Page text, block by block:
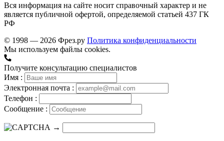
Вся информация на сайте носит справочный характер и не
является публичной офертой, определяемой статьей 437 ГК
РФ
© 1998 — 2026 Фрез.ру Политика конфиденциальности
Мы используем файлы cookies.
Получите консультацию специалистов
Имя :
Электронная почта :
Телефон :
Сообщение :
→